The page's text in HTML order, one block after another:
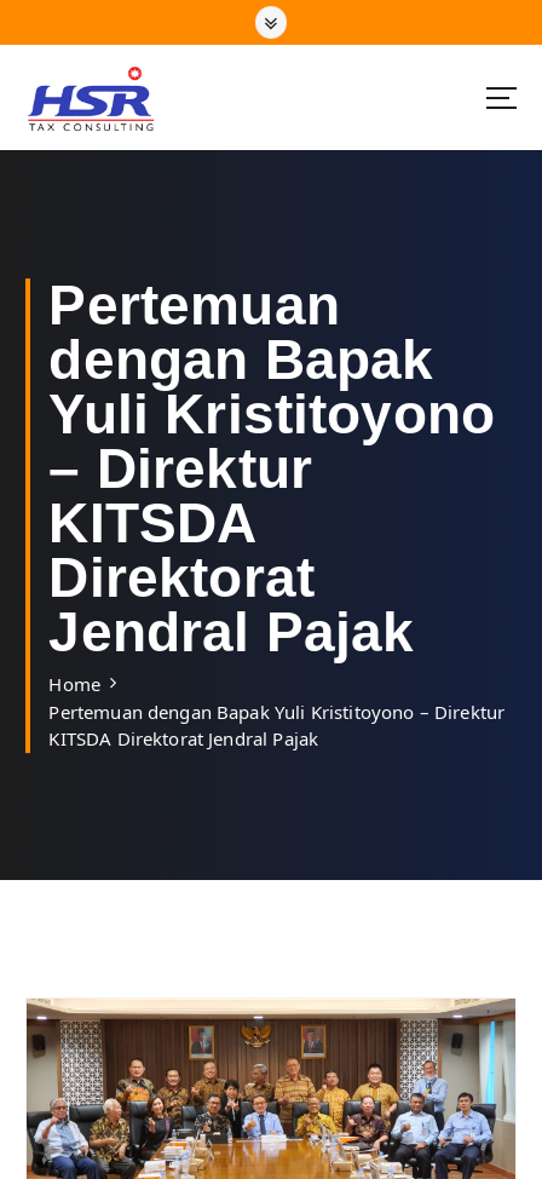
o
Pertemuan
dengan Bapak
Yuli Kristitoyono
– Direktur
KITSDA
Direktorat
Jendral Pajak
Home
Pertemuan dengan Bapak Yuli Kristitoyono – Direktur
KITSDA Direktorat Jendral Pajak